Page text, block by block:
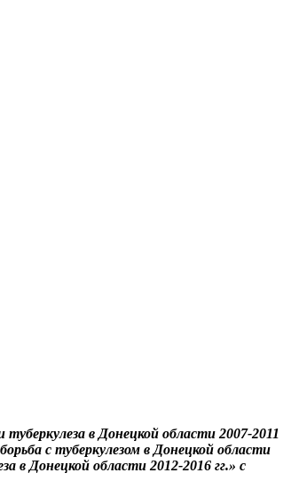
в Донецкой области 2007-2011
с туберкулезом в Донецкой области
в Донецкой области 2012-2016 гг.» с